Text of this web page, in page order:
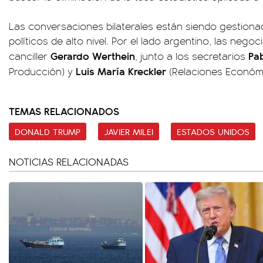
Las conversaciones bilaterales están siendo
políticos de alto nivel. Por el lado argentino, las
canciller Gerardo Werthein, junto a los secretarios
Producción) y Luis María Kreckler (Relaciones
TEMAS RELACIONADOS
DONALD TRUMP JAVIER MILEI ESTADOS UNIDOS
NOTICIAS RELACIONADAS